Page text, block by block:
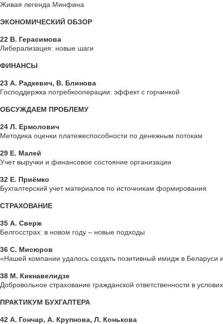
Живая легенда Минфина
ЭКОНОМИЧЕСКИЙ ОБЗОР
22 В. Герасимова
Либерализация: новые шаги
ФИНАНСЫ
23 А. Радкевич, В. Блинова
Господдержка потребкооперации: эффект с горчинкой
ОБСУЖДАЕМ ПРОБЛЕМУ
24 Л. Ермолович
Методика оценки платежеспособности по денежным потокам
29 Е. Малей
Учет выручки и финансовое состояние организации
32 Е. Приёмко
Бухгалтерский учет материалов по источникам формирования
СТРАХОВАНИЕ
35 А. Сверж
Белгосстрах: в новом году – новые подходы
36 С. Мисюров
«Нашей компании удалось создать позитивный имидж в
38 М. Кикнавелидзе
Добровольное страхование гражданской ответственности в
ПРАКТИКУМ БУХГАЛТЕРА
42 А. Гончар, А. Крупнова, Л. Конькова